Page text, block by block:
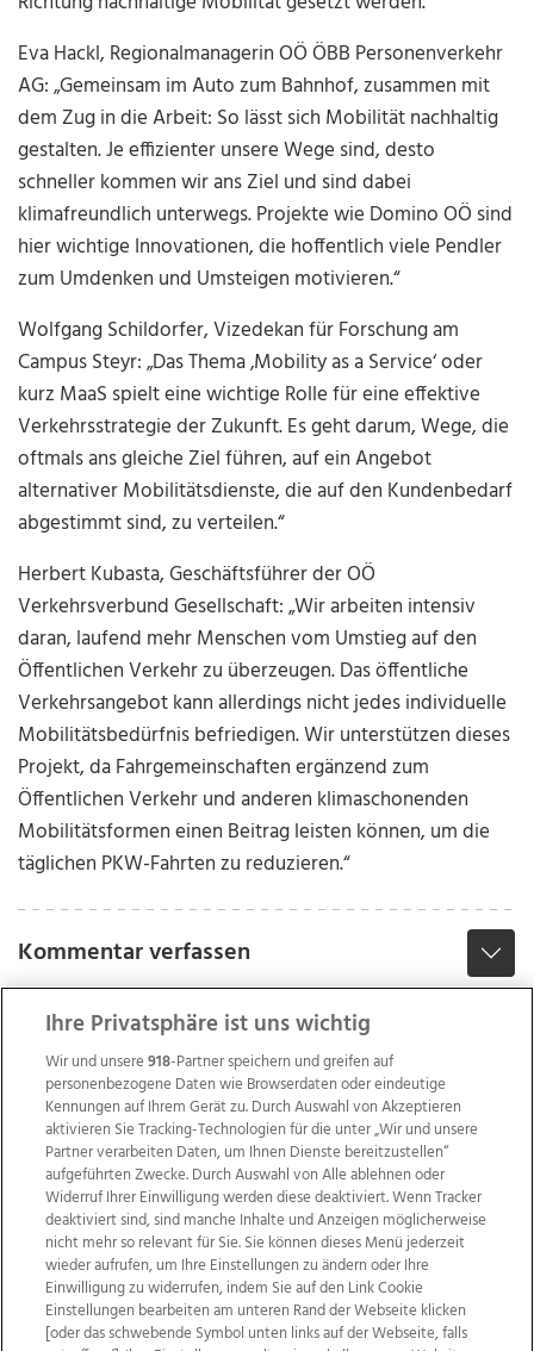
Eva Hackl, Regionalmanagerin OÖ ÖBB Personenverkehr
AG: „Gemeinsam im Auto zum Bahnhof, zusammen mit
dem Zug in die Arbeit: So lässt sich Mobilität nachhaltig
gestalten. Je effizienter unsere Wege sind, desto
schneller kommen wir ans Ziel und sind dabei
klimafreundlich unterwegs. Projekte wie Domino OÖ sind
hier wichtige Innovationen, die hoffentlich viele Pendler
zum Umdenken und Umsteigen motivieren.“
Wolfgang Schildorfer, Vizedekan für Forschung am
Campus Steyr: „Das Thema ‚Mobility as a Service‘ oder
kurz MaaS spielt eine wichtige Rolle für eine effektive
Verkehrsstrategie der Zukunft. Es geht darum, Wege, die
oftmals ans gleiche Ziel führen, auf ein Angebot
alternativer Mobilitätsdienste, die auf den Kundenbedarf
abgestimmt sind, zu verteilen.“
Herbert Kubasta, Geschäftsführer der OÖ
Verkehrsverbund Gesellschaft: „Wir arbeiten intensiv
daran, laufend mehr Menschen vom Umstieg auf den
Öffentlichen Verkehr zu überzeugen. Das öffentliche
Verkehrsangebot kann allerdings nicht jedes individuelle
Mobilitätsbedürfnis befriedigen. Wir unterstützen dieses
Projekt, da Fahrgemeinschaften ergänzend zum
Öffentlichen Verkehr und anderen klimaschonenden
Mobilitätsformen einen Beitrag leisten können, um die
täglichen PKW-Fahrten zu reduzieren.“
Kommentar verfassen
Wir über uns Mediadaten Kontakt
Jobs
Ihre Privatsphäre ist uns wichtig
Wir und unsere918-Partner speichern und greifen auf
personenbezogene Daten wie Browserdaten oder eindeutige
Kennungen auf Ihrem Gerät zu. Durch Auswahl von Akzeptieren
aktivieren Sie Tracking-Technologien für die unter „Wir und unsere
Partner verarbeiten Daten, um Ihnen Dienste bereitzustellen“
aufgeführten Zwecke. Durch Auswahl von Alle ablehnen oder
Widerruf Ihrer Einwilligung werden diese deaktiviert. Wenn Tracker
deaktiviert sind, sind manche Inhalte und Anzeigen möglicherweise
nicht mehr so relevant für Sie. Sie können dieses Menü jederzeit
wieder aufrufen, um Ihre Einstellungen zu ändern oder Ihre
Einwilligung zu widerrufen, indem Sie auf den Link Cookie
Einstellungen bearbeiten am unteren Rand der Webseite klicken
[oder das schwebende Symbol unten links auf der Webseite, falls